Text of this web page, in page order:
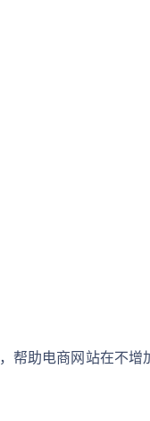
，帮助电商网站在不